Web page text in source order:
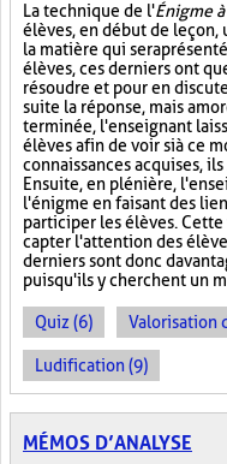
La technique de l'Énigme
élèves, en début de leçon,
la matière qui sera
élèves, ces derniers ont
résoudre et pour en
suite la réponse, mais
terminée, l'enseignant
élèves afin de voir si à ce
connaissances acquises,
Ensuite, en plénière,
l'énigme en faisant des
participer les élèves.
capter l'attention des
derniers sont donc
puisqu'ils y cherchent un
Quiz (6) Valorisation
Ludification (9)
MÉMOS D’ANALYSE